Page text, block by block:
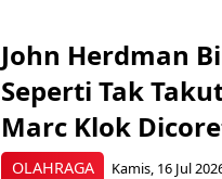
OLAHRAGA
John Herdman
Seperti Tak
Marc Klok
Kamis, 16 Jul